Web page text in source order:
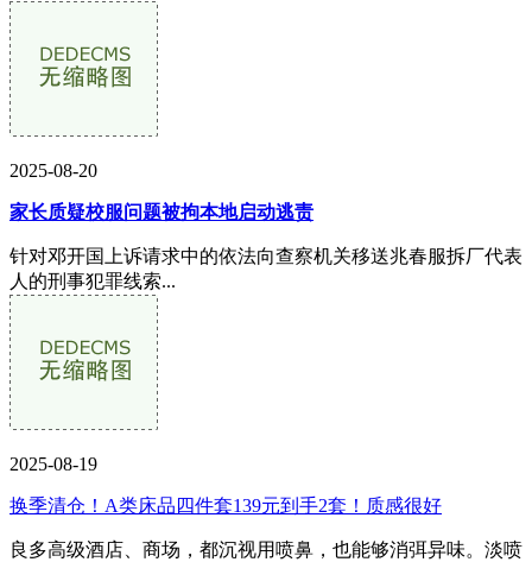
2025-08-20
家长质疑校服问题被拘本地启动逃责
针对邓开国上诉请求中的依法向查察机关移送兆春服拆厂代表
人的刑事犯罪线索...
2025-08-19
换季清仓！A类床品四件套139元到手2套！质感很好
良多高级酒店、商场，都沉视用喷鼻，也能够消弭异味。淡喷